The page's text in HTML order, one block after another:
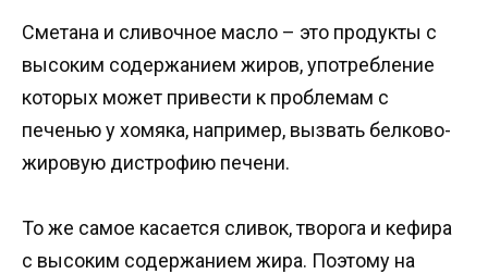
Сметана и сливочное масло – это продукты с
высоким содержанием жиров, употребление
которых может привести к проблемам с
печенью у хомяка, например, вызвать белково-
жировую дистрофию печени.
То же самое касается сливок, творога и кефира
с высоким содержанием жира. Поэтому на